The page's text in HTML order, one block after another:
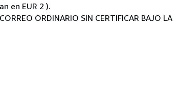
en EUR 2 ).
ORDINARIO SIN CERTIFICAR BAJO LA